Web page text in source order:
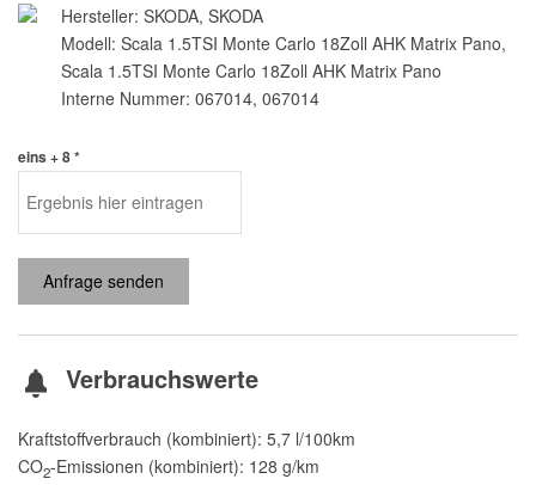
Hersteller: SKODA, SKODA
Modell: Scala 1.5TSI Monte Carlo 18Zoll AHK Matrix Pano,
Scala 1.5TSI Monte Carlo 18Zoll AHK Matrix Pano
Interne Nummer: 067014, 067014
eins + 8 *
Anfrage senden
Verbrauchswerte
Kraftstoffverbrauch (kombiniert): 5,7 l/100km
CO2-Emissionen (kombiniert): 128 g/km